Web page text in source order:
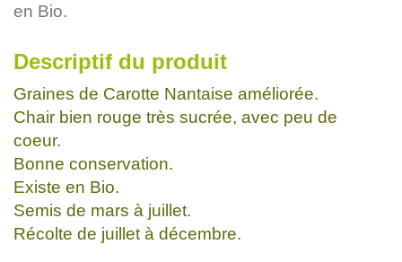
en Bio.
Descriptif du produit
Graines de Carotte Nantaise améliorée.
Chair bien rouge très sucrée, avec peu de
coeur.
Bonne conservation.
Existe en Bio.
Semis de mars à juillet.
Récolte de juillet à décembre.